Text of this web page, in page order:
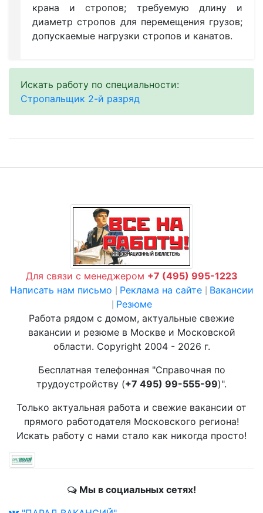
крана и стропов; требуемую длину и
диаметр стропов для перемещения грузов;
допускаемые нагрузки стропов и канатов.
Искать работу по специальности:
Стропальщик 2-й разряд
Для связи с менеджером +7 (495) 995-1223
Написать нам письмо
Реклама на сайте Вакансии
Резюме
Работа рядом с домом, актуальные свежие
вакансии и резюме в Москве и Московской
области. Copyright 2004 - 2026 г.
Бесплатная телефонная "Справочная по
трудоустройству (+7 495) 99-555-99)".
Только актуальная работа и свежие вакансии от
прямого работодателя Московского региона!
Искать работу с нами стало как никогда просто!
Мы в социальных сетях!